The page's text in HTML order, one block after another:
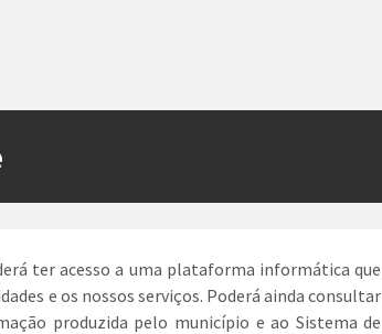
ter acesso a uma plataforma informática que
e os nossos serviços. Poderá ainda consultar
produzida pelo município e ao Sistema de